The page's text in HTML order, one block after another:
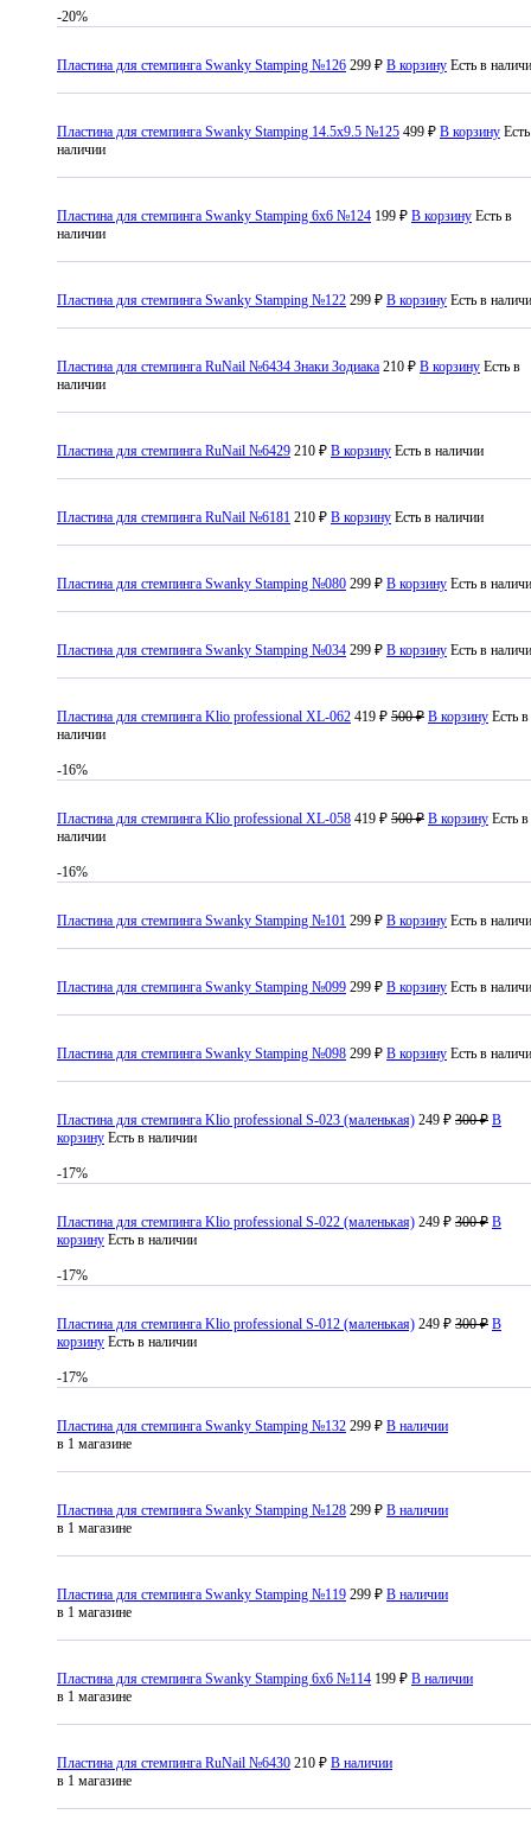
-20%
Пластина для стемпинга Swanky Stamping №126 299 ₽ В корзину Есть в
Пластина для стемпинга Swanky Stamping 14.5x9.5 №125 499 ₽ В корзину
наличии
Пластина для стемпинга Swanky Stamping 6x6 №124 199 ₽ В корзину Есть в
наличии
Пластина для стемпинга Swanky Stamping №122 299 ₽ В корзину Есть в
Пластина для стемпинга RuNail №6434 Знаки Зодиака 210 ₽ В корзину Есть в
наличии
Пластина для стемпинга RuNail №6429 210 ₽ В корзину Есть в наличии
Пластина для стемпинга RuNail №6181 210 ₽ В корзину Есть в наличии
Пластина для стемпинга Swanky Stamping №080 299 ₽ В корзину Есть в
Пластина для стемпинга Swanky Stamping №034 299 ₽ В корзину Есть в
Пластина для стемпинга Klio professional XL-062 419 ₽ 500 ₽ В корзину Есть в
наличии
-16%
Пластина для стемпинга Klio professional XL-058 419 ₽ 500 ₽ В корзину Есть в
наличии
-16%
Пластина для стемпинга Swanky Stamping №101 299 ₽ В корзину Есть в
Пластина для стемпинга Swanky Stamping №099 299 ₽ В корзину Есть в
Пластина для стемпинга Swanky Stamping №098 299 ₽ В корзину Есть в
Пластина для стемпинга Klio professional S-023 (маленькая) 249 ₽ 300 ₽ В
корзину Есть в наличии
-17%
Пластина для стемпинга Klio professional S-022 (маленькая) 249 ₽ 300 ₽ В
корзину Есть в наличии
-17%
Пластина для стемпинга Klio professional S-012 (маленькая) 249 ₽ 300 ₽ В
корзину Есть в наличии
-17%
Пластина для стемпинга Swanky Stamping №132 299 ₽ В наличии
в 1 магазине
Пластина для стемпинга Swanky Stamping №128 299 ₽ В наличии
в 1 магазине
Пластина для стемпинга Swanky Stamping №119 299 ₽ В наличии
в 1 магазине
Пластина для стемпинга Swanky Stamping 6x6 №114 199 ₽ В наличии
в 1 магазине
Пластина для стемпинга RuNail №6430 210 ₽ В наличии
в 1 магазине